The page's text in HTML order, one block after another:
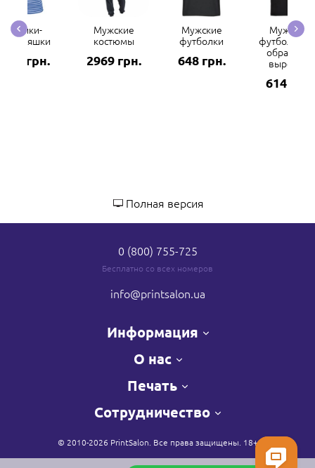
Майки-
тельняшки
298 грн.
Мужские
костюмы
2969 грн.
Мужские
футболки
648 грн.
Мужские
футболки с
образным
вырезом
614 грн.
Полная версия
0 (800) 755-725
Бесплатно со всех номеров
info@printsalon.ua
Информация
О нас
Печать
Сотрудничество
© 2010-2026 PrintSalon. Все права защищены. 18+